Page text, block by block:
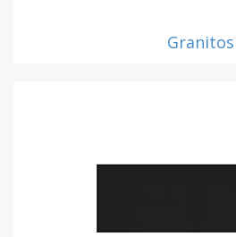
Granitos